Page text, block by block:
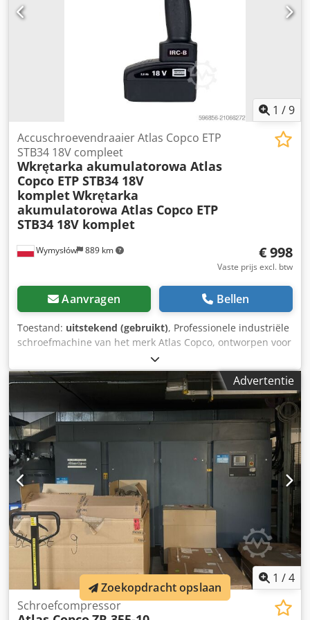
1 /9
Wymysłów 889 km
Accuschroevendraaier Atlas Copco ETP
STB34 18V compleet
Wkrętarka akumulatorowa Atlas
Copco ETP STB34 18V
kompletWkrętarka
akumulatorowa Atlas Copco ETP
STB34 18V komplet
€ 998
Vaste prijs excl. btw
Aanvragen Bellen
Toestand: uitstekend (gebruikt), Professionele industriële
schroefmachine van het merk Atlas Copco, ontworpen voor
continu gebruik in assemblagelijnen en
productieomgevingen. Dit is industriële kwaliteit
apparatuur – geen consumentenproduct. Specificaties en
informatie: • Model: ETP STB34-06-106 • Voeding: 18V DC •
Land van productie: Zweden • Bouwjaar: 2021 •
Ergonomisch en goed uitgebalanceerd ontwerp • Geschikt
voor nauwkeurige montage en seriewerk Set bevat: • Accu-
schroefmachine Atlas Copco • 2x 18V accu's van Atlas
Copco • Oplader Atlas Copco • Alles zoals zichtbaar op de
foto's Staat: Gebruikt, volledig functioneel, normale
gebruikssporen. Geen scheuren of speling. Het apparaat is
afkomstig uit een industriële demontage. Crsdjyc Rvajpfx
An Hsf Toepassingen: • Productie • Industriële assemblage
• Productielijnen • Professionele werkplaatsen Ideaal
alternatief voor nieuwe apparaten – aanzienlijk lagere
kosten bij behoud van Atlas Copco kwaliteit.
Advertentie
1 /4
Schroefcompressor
Zoekopdracht opslaan